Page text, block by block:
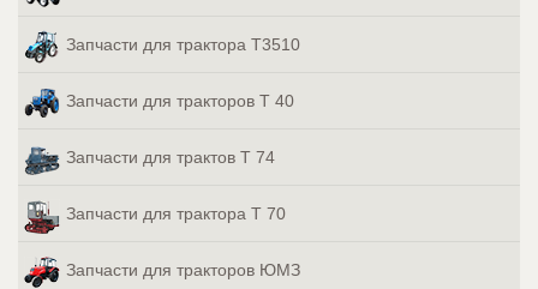
Запчасти для трактора Т3510
Запчасти для тракторов Т 40
Запчасти для трактов Т 74
Запчасти для трактора Т 70
Запчасти для тракторов ЮМЗ